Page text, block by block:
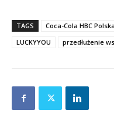
TAGS Coca-Cola HBC
LUCKYYOU
przedłużenie